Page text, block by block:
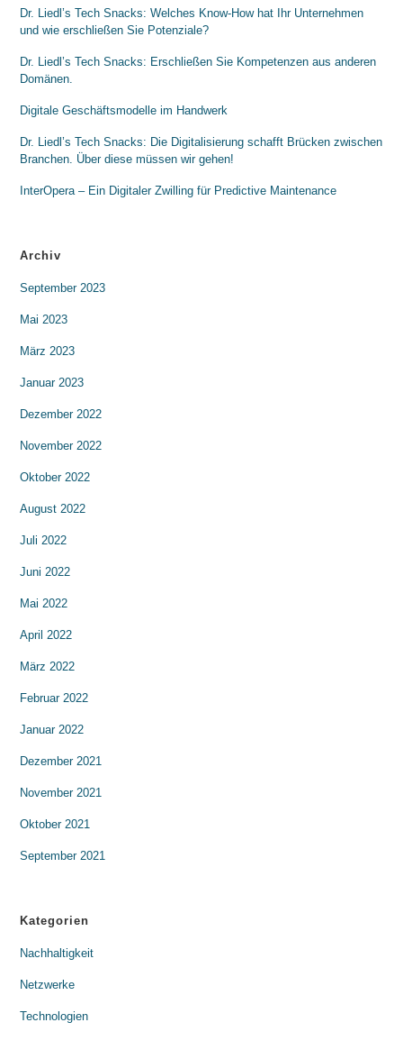
Dr. Liedl’s Tech Snacks: Welches Know-How hat Ihr Unternehmen
und wie erschließen Sie Potenziale?
Dr. Liedl’s Tech Snacks: Erschließen Sie Kompetenzen aus anderen
Domänen.
Digitale Geschäftsmodelle im Handwerk
Dr. Liedl’s Tech Snacks: Die Digitalisierung schafft Brücken zwischen
Branchen. Über diese müssen wir gehen!
InterOpera – Ein Digitaler Zwilling für Predictive Maintenance
Archiv
September 2023
Mai 2023
März 2023
Januar 2023
Dezember 2022
November 2022
Oktober 2022
August 2022
Juli 2022
Juni 2022
Mai 2022
April 2022
März 2022
Februar 2022
Januar 2022
Dezember 2021
November 2021
Oktober 2021
September 2021
Kategorien
Nachhaltigkeit
Netzwerke
Technologien